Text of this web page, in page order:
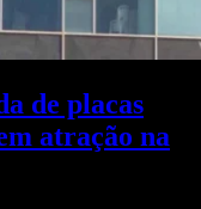
de placas
atração na